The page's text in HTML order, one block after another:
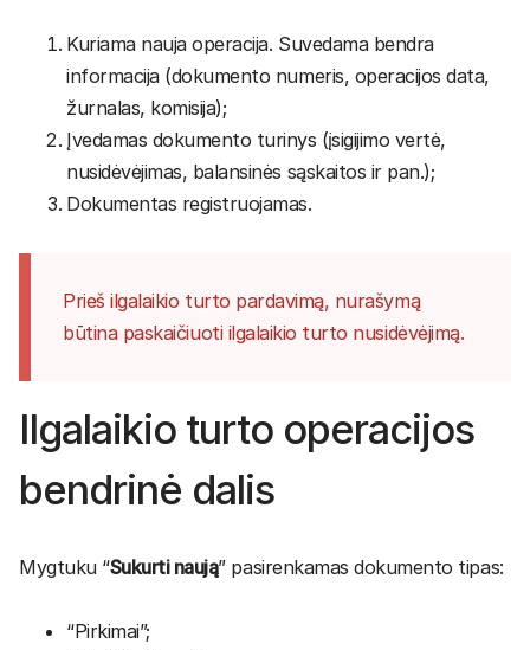
Kuriama nauja operacija. Suvedama bendra
informacija (dokumento numeris, operacijos data,
žurnalas, komisija);
Įvedamas dokumento turinys (įsigijimo vertė,
nusidėvėjimas, balansinės sąskaitos ir pan.);
Dokumentas registruojamas.
Prieš ilgalaikio turto pardavimą, nurašymą
būtina paskaičiuoti ilgalaikio turto nusidėvėjimą.
Ilgalaikio turto operacijos
bendrinė dalis
Mygtuku “Sukurti naują” pasirenkamas dokumento tipas:
“Pirkimai”;